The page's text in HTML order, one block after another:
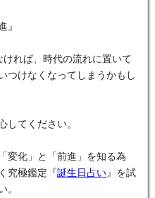
』
ければ、時代の流れに置いて
つけなくなってしまうかもし
してください。
変化」と「前進」を知る為
究極鑑定『誕生日占い 』を試
。